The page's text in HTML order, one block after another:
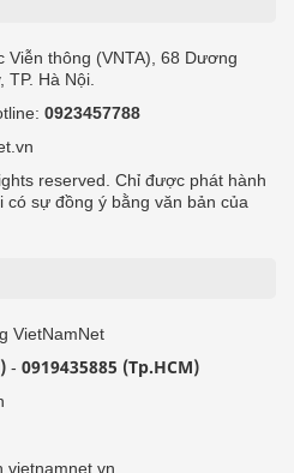
Viễn thông (VNTA), 68 Dương
TP. Hà Nội.
0923457788
reserved. Chỉ được phát hành
có sự đồng ý bằng văn bản của
VietNamNet
- 0919435885 (Tp.HCM)